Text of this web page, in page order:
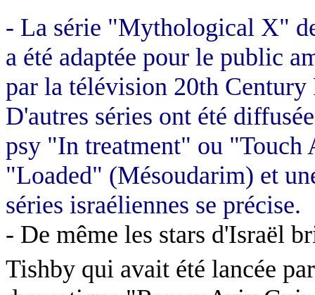
- La série "Mythological X"
a été adaptée pour le public
par la télévision 20th
D'autres séries ont été
psy "In treatment" ou
"Loaded" (Mésoudarim) et
séries israéliennes se précise.
- De même les stars d'Israël
Tishby qui avait été lancée